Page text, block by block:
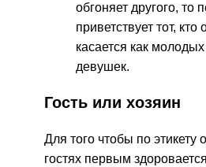
обгоняет другого, то
приветствует тот, кто
касается как
девушек.
Гость или хозяин
Для того чтобы по этикету
гостях первым